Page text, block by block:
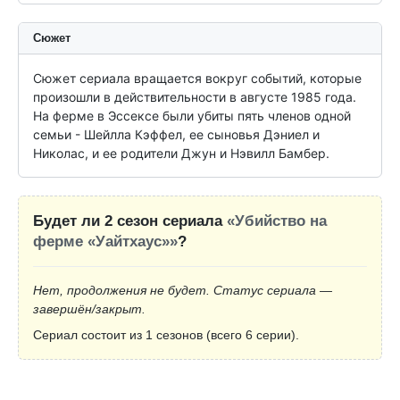
Сюжет
Сюжет сериала вращается вокруг событий, которые
произошли в действительности в августе 1985 года.
На ферме в Эссексе были убиты пять членов одной
семьи - Шейлла Кэффел, ее сыновья Дэниел и
Николас, и ее родители Джун и Нэвилл Бамбер.
Будет ли 2 сезон сериала «Убийство на
ферме «Уайтхаус»»?
Нет, продолжения не будет. Статус сериала —
завершён/закрыт.
Сериал состоит из 1 сезонов (всего 6 серии).